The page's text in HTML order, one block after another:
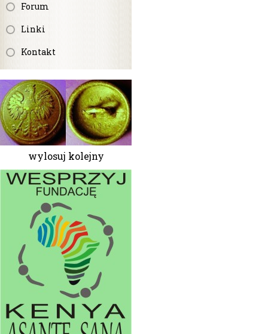
Forum
Linki
Kontakt
wylosuj kolejny